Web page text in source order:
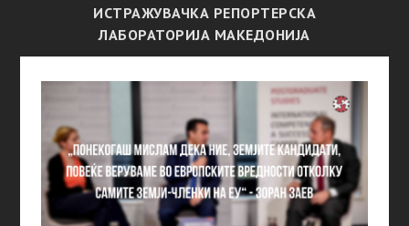
ИСТРАЖУВАЧКА РЕПОРТЕРСКА
ЛАБОРАТОРИЈА МАКЕДОНИЈА